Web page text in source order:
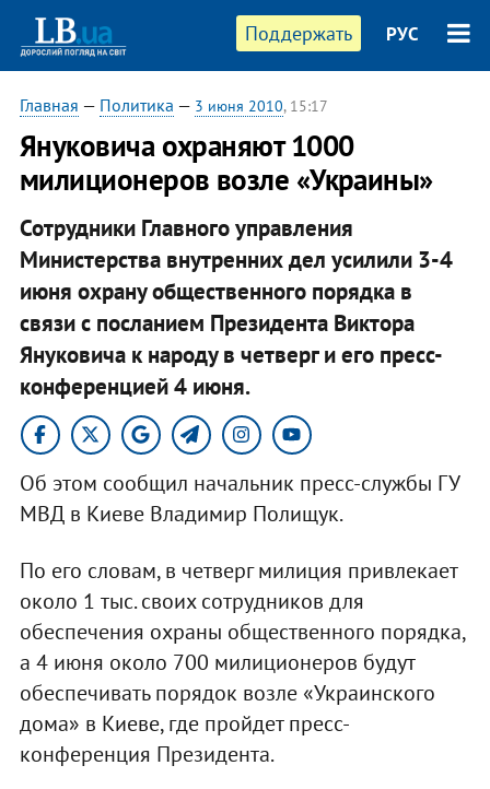
Поддержать РУС
Главная — Политика — 3 июня 2010, 15:17
Януковича охраняют 1000
милиционеров возле «Украины»
Сотрудники Главного управления
Министерства внутренних дел усилили 3-4
июня охрану общественного порядка в
связи с посланием Президента Виктора
Януковича к народу в четверг и его пресс-
конференцией 4 июня.
Об этом сообщил начальник пресс-службы ГУ
МВД в Киеве Владимир Полищук.
По его словам, в четверг милиция привлекает
около 1 тыс. своих сотрудников для
обеспечения охраны общественного порядка,
а 4 июня около 700 милиционеров будут
обеспечивать порядок возле «Украинского
дома» в Киеве, где пройдет пресс-
конференция Президента.